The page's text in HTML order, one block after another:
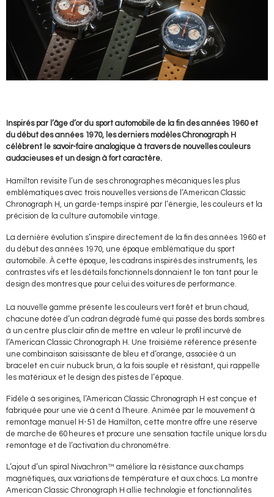
Inspirés par l’âge d’or du sport automobile de la fin des années 1960 et
du début des années 1970, les derniers modèles Chronograph H
célèbrent le savoir-faire analogique à travers de nouvelles couleurs
audacieuses et un design à fort caractère.
Hamilton revisite l’un de ses chronographes mécaniques les plus
emblématiques avec trois nouvelles versions de l’American Classic
Chronograph H, un garde-temps inspiré par l’énergie, les couleurs et la
précision de la culture automobile vintage.
La dernière évolution s’inspire directement de la fin des années 1960 et
du début des années 1970, une époque emblématique du sport
automobile. À cette époque, les cadrans inspirés des instruments, les
contrastes vifs et les détails fonctionnels donnaient le ton tant pour le
design des montres que pour celui des voitures de performance.
La nouvelle gamme présente les couleurs vert forêt et brun chaud,
chacune dotée d’un cadran dégradé fumé qui passe des bords sombres
à un centre plus clair afin de mettre en valeur le profil incurvé de
l’American Classic Chronograph H. Une troisième référence présente
une combinaison saisissante de bleu et d’orange, associée à un
bracelet en cuir nubuck brun, à la fois souple et résistant, qui rappelle
les matériaux et le design des pistes de l’époque.
Fidèle à ses origines, l’American Classic Chronograph H est conçue et
fabriquée pour une vie à cent à l'heure. Animée par le mouvement à
remontage manuel H-51 de Hamilton, cette montre offre une réserve
de marche de 60 heures et procure une sensation tactile unique lors du
remontage et de l’activation du chronomètre.
L’ajout d’un spiral Nivachron™ améliore la résistance aux champs
magnétiques, aux variations de température et aux chocs. La montre
American Classic Chronograph H allie technologie et fonctionnalités